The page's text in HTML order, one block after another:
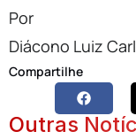
Por
Diácono Luiz
Compartilhe
Outras